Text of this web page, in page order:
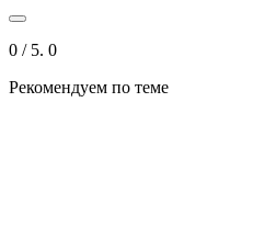
0 / 5. 0
Рекомендуем по теме